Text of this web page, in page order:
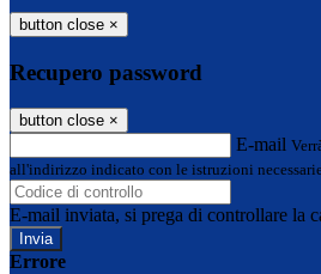
button close ×
Recupero password
button close ×
E-mail
all'indirizzo indicato con le istruzioni
E-mail inviata, si prega di controllare la
Errore